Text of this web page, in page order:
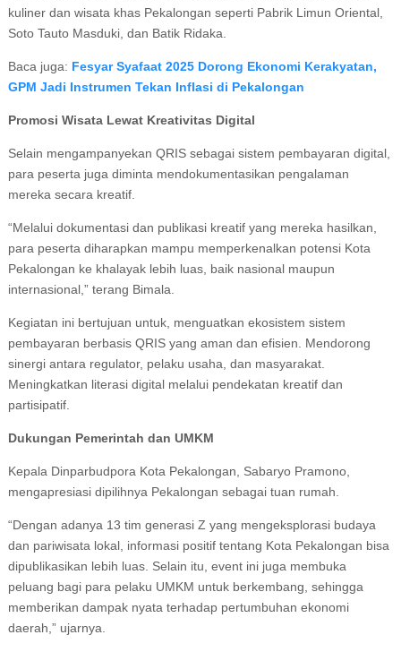
kuliner dan wisata khas Pekalongan seperti Pabrik Limun Oriental,
Soto Tauto Masduki, dan Batik Ridaka.
Baca juga: Fesyar Syafaat 2025 Dorong Ekonomi Kerakyatan,
GPM Jadi Instrumen Tekan Inflasi di Pekalongan
Promosi Wisata Lewat Kreativitas Digital
Selain mengampanyekan QRIS sebagai sistem pembayaran digital,
para peserta juga diminta mendokumentasikan pengalaman
mereka secara kreatif.
“Melalui dokumentasi dan publikasi kreatif yang mereka hasilkan,
para peserta diharapkan mampu memperkenalkan potensi Kota
Pekalongan ke khalayak lebih luas, baik nasional maupun
internasional,” terang Bimala.
Kegiatan ini bertujuan untuk, menguatkan ekosistem sistem
pembayaran berbasis QRIS yang aman dan efisien. Mendorong
sinergi antara regulator, pelaku usaha, dan masyarakat.
Meningkatkan literasi digital melalui pendekatan kreatif dan
partisipatif.
Dukungan Pemerintah dan UMKM
Kepala Dinparbudpora Kota Pekalongan, Sabaryo Pramono,
mengapresiasi dipilihnya Pekalongan sebagai tuan rumah.
“Dengan adanya 13 tim generasi Z yang mengeksplorasi budaya
dan pariwisata lokal, informasi positif tentang Kota Pekalongan bisa
dipublikasikan lebih luas. Selain itu, event ini juga membuka
peluang bagi para pelaku UMKM untuk berkembang, sehingga
memberikan dampak nyata terhadap pertumbuhan ekonomi
daerah,” ujarnya.